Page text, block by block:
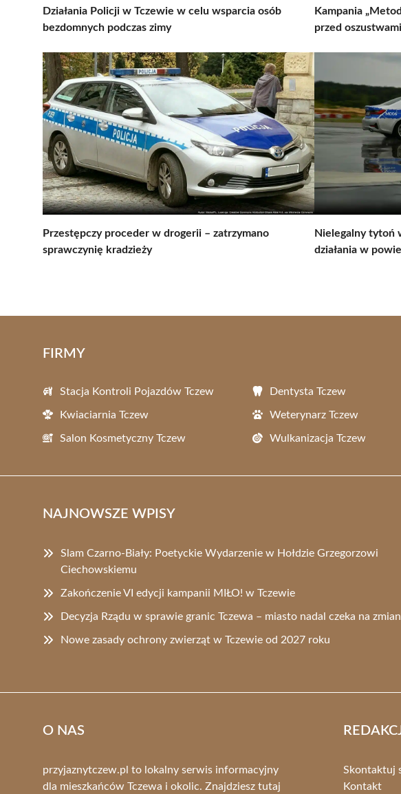
Działania Policji w Tczewie w celu wsparcia osób
bezdomnych podczas zimy
Kampania
przed
Przestępczy proceder w drogerii – zatrzymano
sprawczynię kradzieży
Nielegalny tytoń
działania w
FIRMY
Stacja Kontroli Pojazdów Tczew Dentysta Tczew
Kwiaciarnia Tczew Weterynarz Tczew
Salon Kosmetyczny Tczew Wulkanizacja Tczew
NAJNOWSZE WPISY
Slam Czarno-Biały: Poetyckie Wydarzenie w Hołdzie Grzegorzowi
Ciechowskiemu
Zakończenie VI edycji kampanii MIŁO! w Tczewie
Decyzja Rządu w sprawie granic Tczewa – miasto nadal czeka na
Nowe zasady ochrony zwierząt w Tczewie od 2027 roku
O NAS
przyjaznytczew.pl to lokalny serwis informacyjny
dla mieszkańców Tczewa i okolic. Znajdziesz tutaj
Skontaktuj
Kontakt